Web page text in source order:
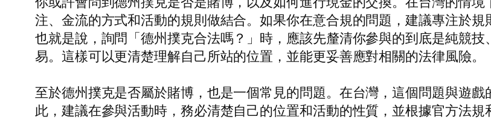
注、金流的方式和活動的規則做結合。如果你在意合規的問題，建議專注於規
也就是說，詢問「德州撲克合法嗎？」時，應該先釐清你參與的到底是純競
易。這樣可以更清楚理解自己所站的位置，並能更妥善應對相關的法律風險。
至於德州撲克是否屬於賭博，也是一個常見的問題。在台灣，這個問題與遊
此，建議在參與活動時，務必清楚自己的位置和活動的性質，並根據官方法規